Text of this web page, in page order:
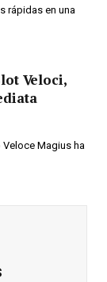
rápidas en una
Veloci,
Veloce Magius ha